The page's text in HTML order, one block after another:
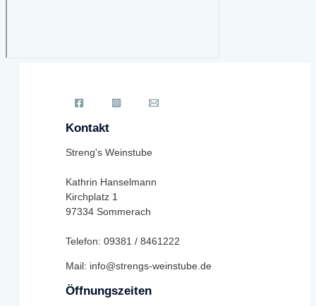
Kontakt
Streng's Weinstube
Kathrin Hanselmann
Kirchplatz 1
97334 Sommerach
Telefon: 09381 / 8461222
Mail: info@strengs-weinstube.de
Öffnungszeiten